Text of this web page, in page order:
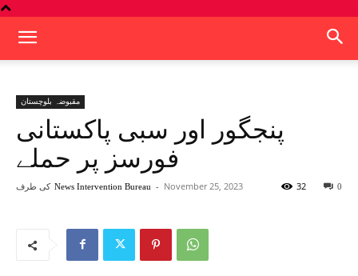
مقبوضہ بلوچستان
پنجگور اور سبی پاکستانی
فورسز پر حملے
کی طرف News Intervention Bureau - November 25, 2023 0
32